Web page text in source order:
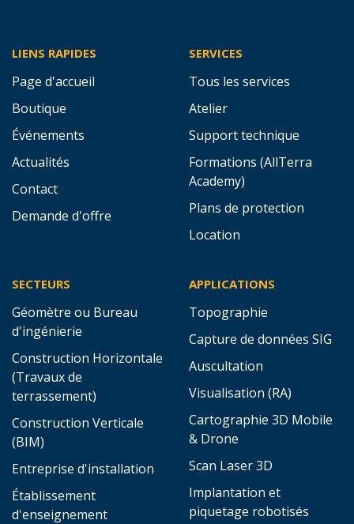
LIENS RAPIDES
Page d'accueil
Boutique
Événements
Actualités
Contact
Demande d'offre
SERVICES
Tous les services
Atelier
Support technique
Formations (AllTerra
Academy)
Plans de protection
Location
SECTEURS
Géomètre ou Bureau
d'ingénierie
Construction Horizontale
(Travaux de
terrassement)
Construction Verticale
(BIM)
Entreprise d'installation
Établissement
d'enseignement
APPLICATIONS
Topographie
Capture de données SIG
Auscultation
Visualisation (RA)
Cartographie 3D Mobile
& Drone
Scan Laser 3D
Implantation et
piquetage robotisés